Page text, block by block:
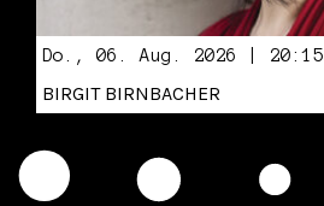
Do., 06. Aug. 2026 | 20:15
BIRGIT BIRNBACHER